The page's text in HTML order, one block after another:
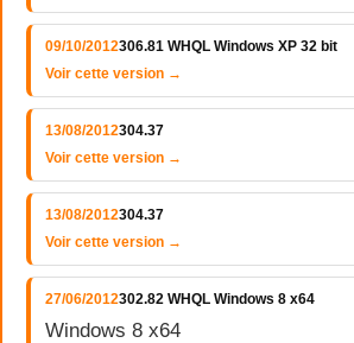
09/10/2012306.81 WHQL Windows XP 32 bit
Voir cette version →
13/08/2012304.37
Voir cette version →
13/08/2012304.37
Voir cette version →
27/06/2012302.82 WHQL Windows 8 x64
Windows 8 x64